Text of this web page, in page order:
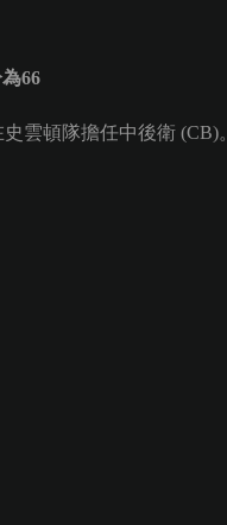
66
雲頓隊擔任中後衛 (CB)